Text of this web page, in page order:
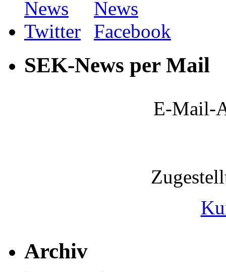
SEK-News per Mail
E-Mail-
Archiv